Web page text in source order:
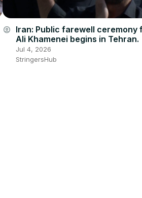
account_circle Iran: Public farewell ceremony
Ali Khamenei begins in Tehran.
Jul 4, 2026
StringersHub